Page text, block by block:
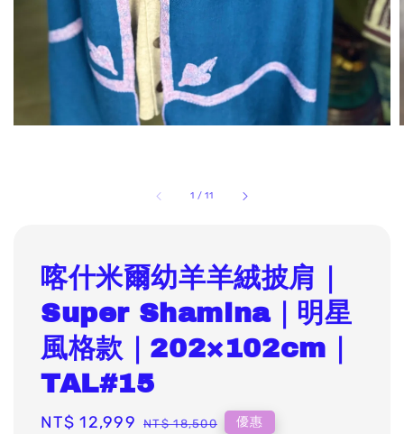
1 /11
喀什米爾幼羊羊絨披肩｜
Super Shamina｜明星
風格款｜202×102cm｜
TAL#15
Sale
NT$ 12,999 Regular
NT$ 18,500 優惠